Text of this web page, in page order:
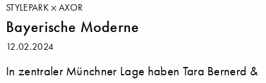
STYLEPARK AXOR
Bayerische Moderne
12.02.2024
In zentraler Münchner Lage haben Tara Bernerd &